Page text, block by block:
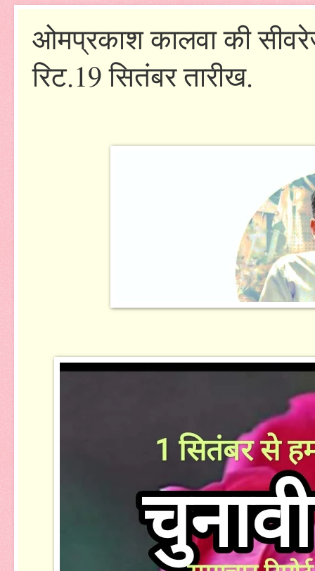
ओमप्रकाश कालवा की
रिट.19 सितंबर तारीख.